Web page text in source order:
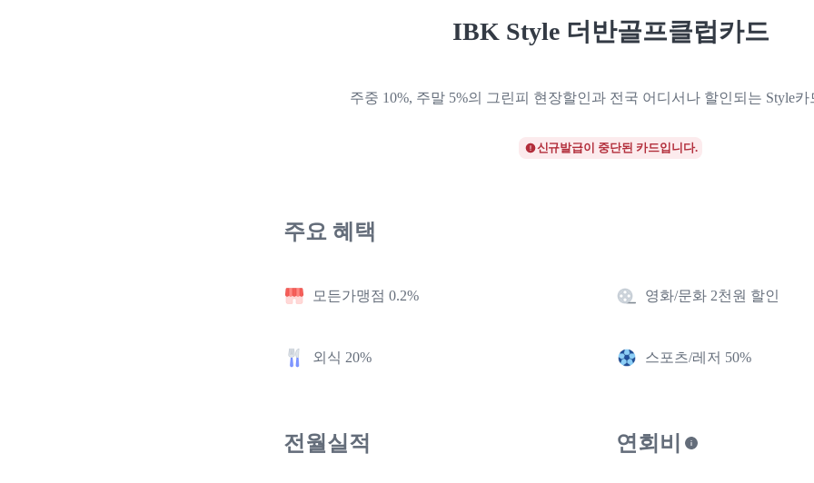
IBK Style 더반골프클럽카드
주중 10%, 주말 5%의 그린피 현장할인과 전국 어디서나 할인되는 Style
신규발급이 중단된 카드입니다.
주요 혜택
모든가맹점 0.2% 영화/문화 2천원 할인
외식 20% 스포츠/레저 50%
전월실적 연회비